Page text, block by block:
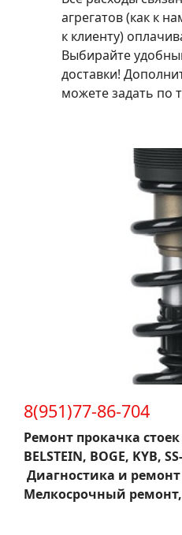
агрегатов (как к
к клиенту)
Выбирайте
доставки!
можете задать по
8(951)77-86-704
Ремонт прокачка
BELSTEIN, BOGE, KYB,
Диагностика и
Мелкосрочный